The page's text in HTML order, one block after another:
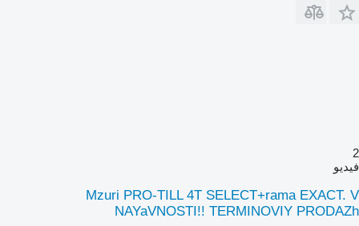
2
فيديو
Mzuri PRO-TILL 4T SELECT+rama EXACT. V
NAYaVNOSTI!! TERMINOVIY PRODAZh